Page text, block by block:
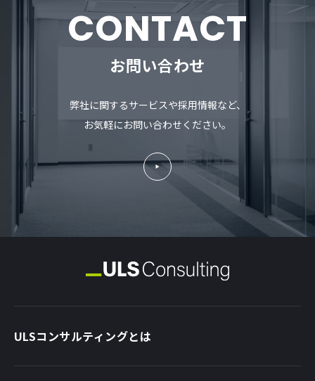
CONTACT
お問い合わせ
弊社に関するサービスや採用情報など、
お気軽にお問い合わせください。
ULSコンサルティングとは